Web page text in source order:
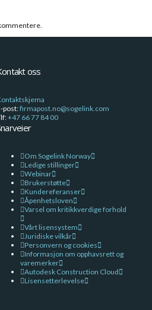
oss
post:firmapost.no@sogelink.com
+47 66 77 84 00
Om Sogelink Norway
Ledige stillinger
Webinar
Brukerstøtte
Kundereferanser
Åpenhetsloven
Varsel om kritikkverdige forhold
Vårt lisensystem
Juridiske vilkår
Personvern og cookies
Informasjon om opphavsrett og
varemerker
Autodesk Construction Cloud
Lisensetterlevelse